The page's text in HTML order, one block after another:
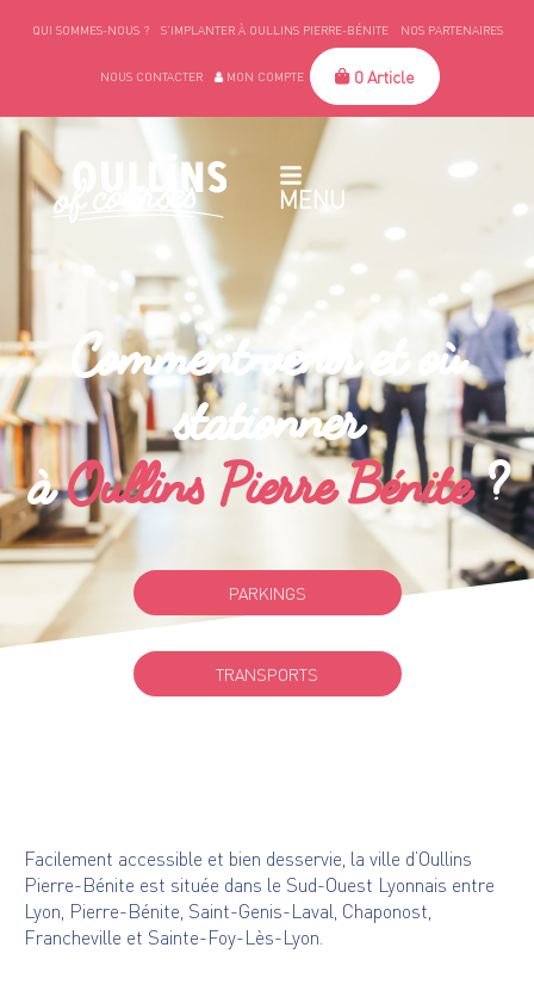
QUI SOMMES-NOUS ? S’IMPLANTER À OULLINS PIERRE-BÉNITE NOS PARTENAIRES
NOUS CONTACTER MON COMPTE 0 Article
MENU
Comment venir et où
stationner
àOullins Pierre Bénite?
PARKINGS
TRANSPORTS
Facilement accessible et bien desservie, la ville d’Oullins
Pierre-Bénite est située dans le Sud-Ouest Lyonnais entre
Lyon, Pierre-Bénite, Saint-Genis-Laval, Chaponost,
Francheville et Sainte-Foy-Lès-Lyon.